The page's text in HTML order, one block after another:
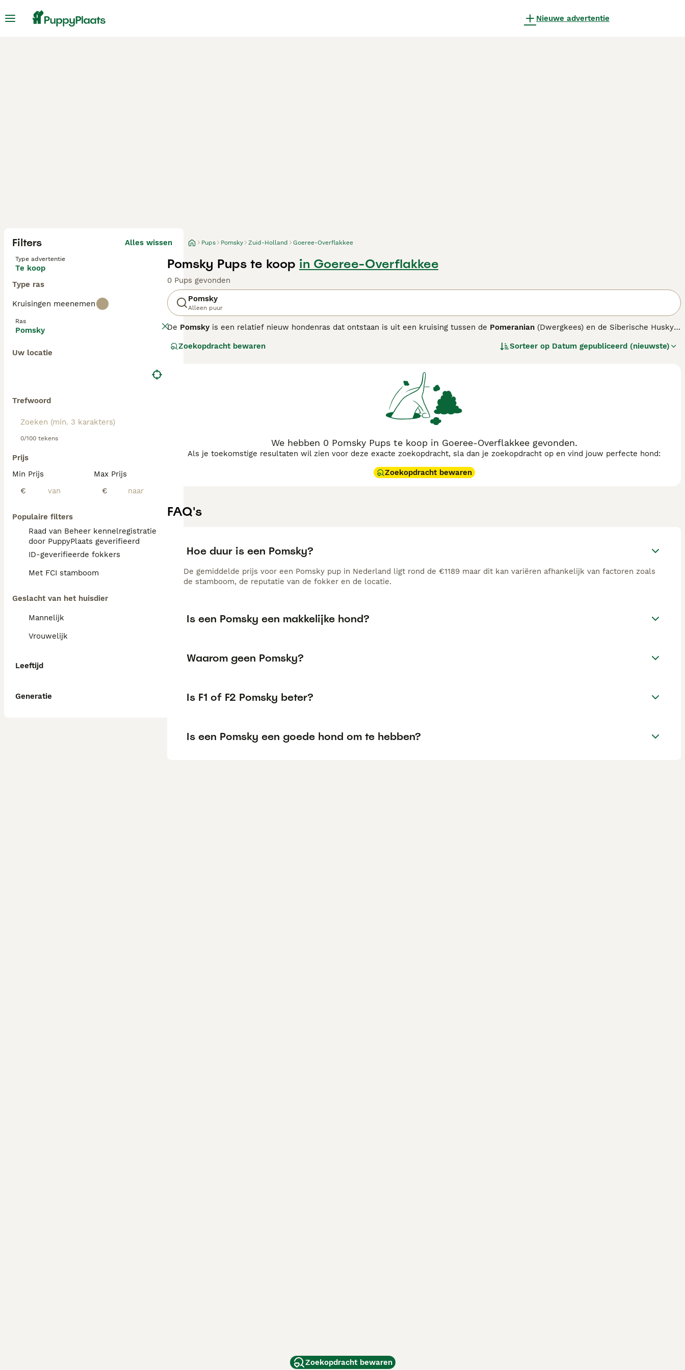
Nieuwe advertentie
Filters Alles wissen
Type advertentie
Te koop
Type ras
Kruisingen meenemen
Ras
Pomsky
Uw locatie
Trefwoord
0/100 tekens
Prijs
Min Prijs
€
Max Prijs
€
Populaire filters
Raad van Beheer kennelregistratie
door PuppyPlaats geverifieerd
ID-geverifieerde fokkers
Met FCI stamboom
Geslacht van het huisdier
Mannelijk
Vrouwelijk
Leeftijd
Generatie
Pups Pomsky Zuid-Holland Goeree-Overflakkee
Pomsky Pups te koop in Goeree-Overflakkee
0 Pups gevonden
Pomsky
Alleen puur
De Pomsky is een relatief nieuw hondenras dat ontstaan is uit een kruising tussen de Pomeranian (Dwergkees) en de Siberische Husky.
formaat van de Pomeranian. Pomsky pups zijn bijzonder populair in Nederland en België, mede door hun schattige uiterlijk en levendige
vereist. Ze zijn geschikt voor actieve eigenaren die tijd en energie hebben voor dagelijkse beweging en training. Let op dat de verzorging
van de Pomsky, zoals regelmatige vachtverzorging en voldoende beweging, essentieel is om gezondheidsproblemen te voorkomen. In
Nederland is de populariteit van termen zoals “pomsky kopen”, “pomsky pup” en “pomsky prijs” hoog, wat aangeeft dat veel mensen op
zoek zijn naar betrouwbare fokkers en informatie over de aanschaf van een Pomsky puppy.
Zoekopdracht bewaren Sorteer op Datum gepubliceerd (nieuwste)
We hebben 0 Pomsky Pups te koop in Goeree-Overflakkee gevonden.
Als je toekomstige resultaten wil zien voor deze exacte zoekopdracht, sla dan je zoekopdracht op en vind jouw perfecte hond:
Zoekopdracht bewaren
FAQ's
Hoe duur is een Pomsky?
De gemiddelde prijs voor een Pomsky pup in Nederland ligt rond de €1189 maar dit kan variëren afhankelijk van factoren zoals
de stamboom, de reputatie van de fokker en de locatie.
Is een Pomsky een makkelijke hond?
Waarom geen Pomsky?
Is F1 of F2 Pomsky beter?
Is een Pomsky een goede hond om te hebben?
Zoekopdracht bewaren